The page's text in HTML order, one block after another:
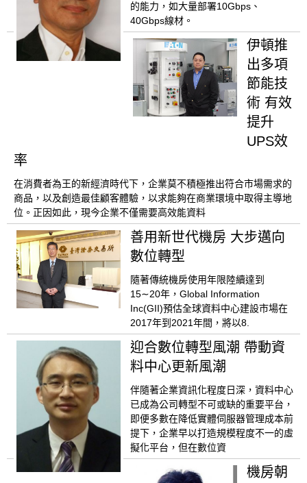
的能力，如大量部署10Gbps、
40Gbps線材。
伊頓推
出多項
節能技
術 有效
提升
UPS效
率
在消費者為王的新經濟時代下，企業莫不積極推出符合市場需求的
商品，以及創造最佳顧客體驗，以求能夠在商業環境中取得主導地
位。正因如此，現今企業不僅需要高效能資料
善用新世代機房 大步邁向
數位轉型
隨著傳統機房使用年限陸續達到
15∼20年，Global Information
Inc(GII)預估全球資料中心建設市場在
2017年到2021年間，將以8.
迎合數位轉型風潮 帶動資
料中心更新風潮
伴隨著企業資訊化程度日深，資料中心
已成為公司轉型不可或缺的重要平台，
即便多數在降低實體伺服器管理成本前
提下，企業早以打造規模程度不一的虛
擬化平台，但在數位資
機房朝